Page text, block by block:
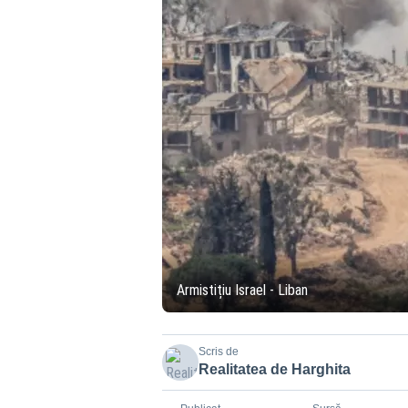
Armistițiu Israel - Liban
Scris de
Realitatea de Harghita